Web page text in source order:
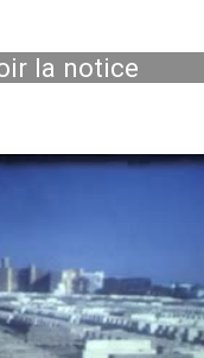
la notice